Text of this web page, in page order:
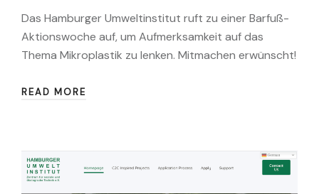
Das Hamburger Umweltinstitut ruft zu einer Barfuß-
Aktionswoche auf, um Aufmerksamkeit auf das
Thema Mikroplastik zu lenken. Mitmachen erwünscht!
READ MORE